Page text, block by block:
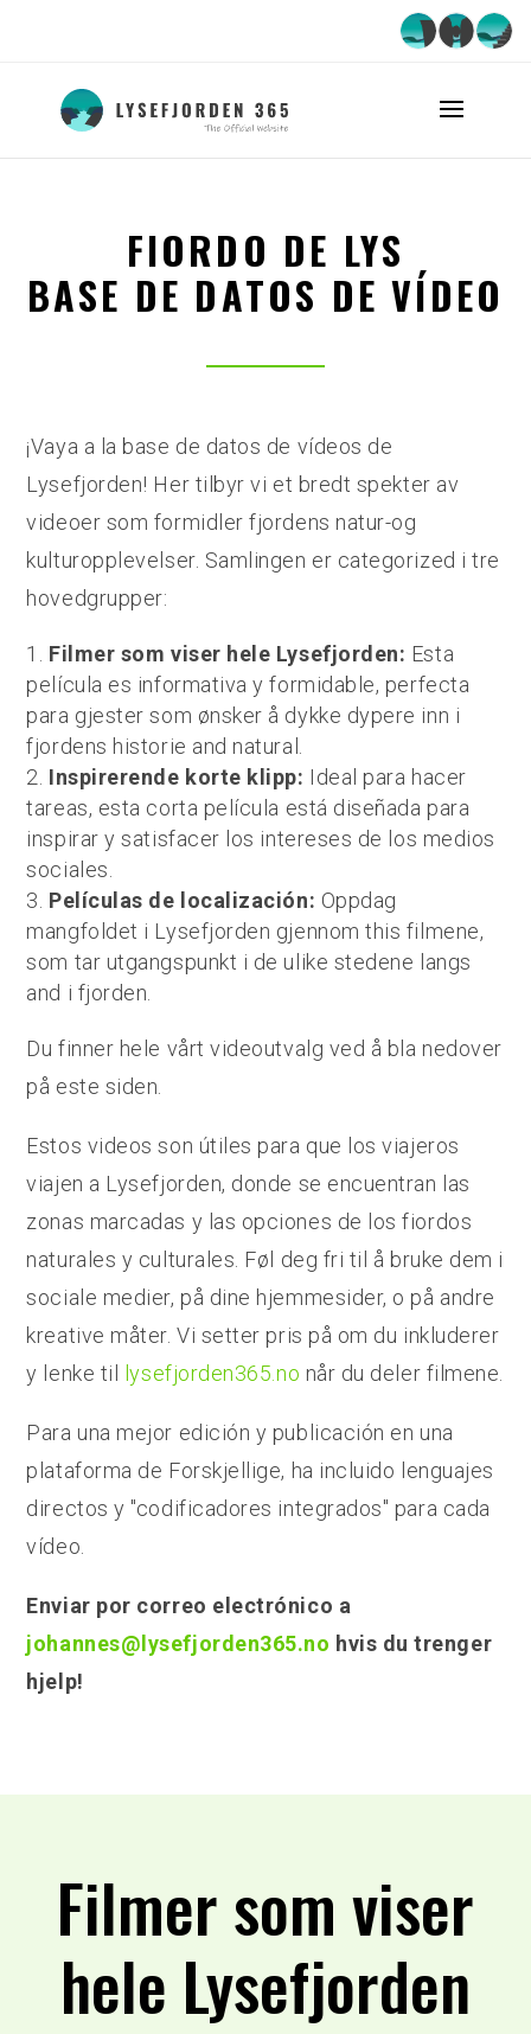
FIORDO DE LYS
BASE DE DATOS DE VÍDEO
¡Vaya a la base de datos de vídeos de
Lysefjorden! Her tilbyr vi et bredt spekter av
videoer som formidler fjordens natur-og
kulturopplevelser. Samlingen er categorized i tre
hovedgrupper:
Filmer som viser hele Lysefjorden: Esta
película es informativa y formidable, perfecta
para gjester som ønsker å dykke dypere inn i
fjordens historie and natural.
Inspirerende korte klipp: Ideal para hacer
tareas, esta corta película está diseñada para
inspirar y satisfacer los intereses de los medios
sociales.
Películas de localización: Oppdag
mangfoldet i Lysefjorden gjennom this filmene,
som tar utgangspunkt i de ulike stedene langs
and i fjorden.
Du finner hele vårt videoutvalg ved å bla nedover
på este siden.
Estos videos son útiles para que los viajeros
viajen a Lysefjorden, donde se encuentran las
zonas marcadas y las opciones de los fiordos
naturales y culturales. Føl deg fri til å bruke dem i
sociale medier, på dine hjemmesider, o på andre
kreative måter. Vi setter pris på om du inkluderer
y lenke til
lysefjorden365.no når du deler filmene.
Para una mejor edición y publicación en una
plataforma de Forskjellige, ha incluido lenguajes
directos y "codificadores integrados" para cada
vídeo.
Enviar por correo electrónico a
johannes@lysefjorden365.no hvis du trenger
hjelp!
Filmer som viser
hele Lysefjorden